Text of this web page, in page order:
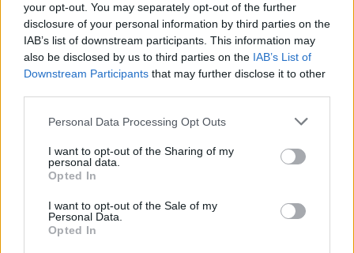
your opt-out. You may separately opt-out of the further
disclosure of your personal information by third parties on the
IAB’s list of downstream participants. This information may
also be disclosed by us to third parties on the IAB’s List of
Downstream Participants that may further disclose it to other
Please note that this website/app uses one or more Google
not limited to your visit or usage behaviour. You may click to
grant or deny consent to Google and its third-party tags to
use your data for below specified purposes in below Google
consent section.
Personal Data Processing Opt Outs
I want to opt-out of the Sharing of my
personal data.
Opted In
I want to opt-out of the Sale of my
Personal Data.
Opted In
Kylie Minogue smink
Fotó:rex/puzzlepix
Míg egy erős rúzs öltöztet, közben markánssá teszi
rózsaszínes, csillogó szájfények viszont
természetessé, fiatalossá teszik a megjelenésed. A
szájfénnyel dúsabbnak, teltebbnek tűnnek az ajkaid,
amelyek ugyebár a kor előre haladtával egyre csak
vékonyodnak, ezzel a csellel visszafordíthatod az